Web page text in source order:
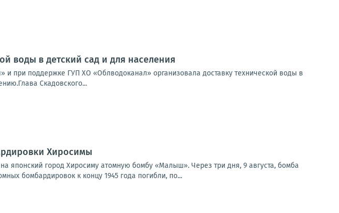
воды в детский сад и для населения
при поддержке ГУП ХО «Облводоканал» организовала доставку технической воды в
Скадовского...
Хиросимы
японский город Хиросиму атомную бомбу «Малыш». Через три дня, 9 августа, бомба
бомбардировок к концу 1945 года погибли, по...